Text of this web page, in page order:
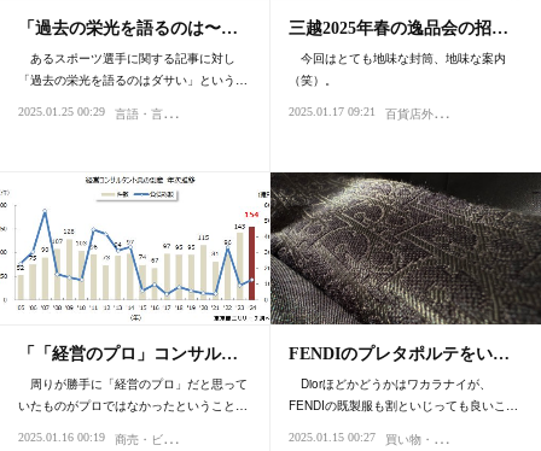
「過去の栄光を語るのは〜…
あるスポーツ選手に関する記事に対し
「過去の栄光を語るのはダサい」という…
2025.01.25 00:29 言
語・言葉・表現 心理・精神性
三越2025年春の逸品会の招…
今回はとても地味な封筒、地味な案内
（笑）。
2025.01.17 09:21 百
貨店外商
「「経営のプロ」コンサル…
周りが勝手に「経営のプロ」だと思って
いたものがプロではなかったということ…
2025.01.16 00:19 商
売・ビジネス
FENDIのプレタポルテをい…
Diorほどかどうかはワカラナイが、
FENDIの既製服も割といじっても良いこ…
2025.01.15 00:27 買
い物・デパート